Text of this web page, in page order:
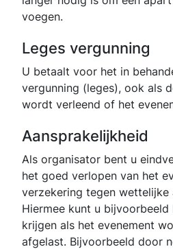
voegen.
Leges vergunning
U betaalt voor het in
vergunning (leges), ook als
wordt verleend of het
Aansprakelijkheid
Als organisator bent u
het goed verlopen van het
verzekering tegen wettelijke
Hiermee kunt u
krijgen als het evenement
afgelast. Bijvoorbeeld door